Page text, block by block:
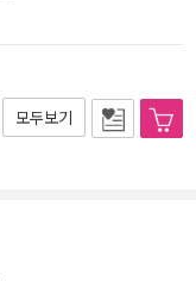
모두보기